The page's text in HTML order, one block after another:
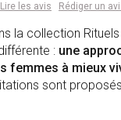
Lire les avis Rédiger un
la collection
: une
femmes à mieux
sont